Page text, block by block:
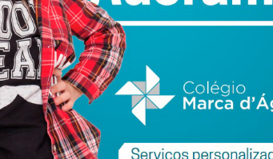
Chega teve 2,17%, a CDU 1,93% é o BE
da noite eleitoral:
de Penafiel